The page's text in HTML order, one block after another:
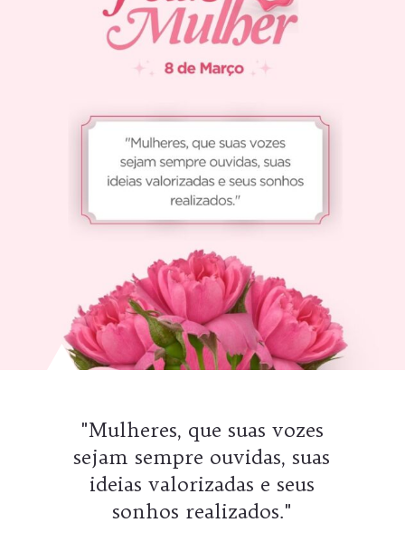
"Mulheres, que suas vozes
sejam sempre ouvidas, suas
ideias valorizadas e seus
sonhos realizados."